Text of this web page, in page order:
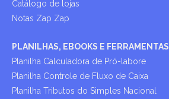
Catálogo de lojas
Notas Zap Zap
PLANILHAS, EBOOKS E FERRAMENTAS
Planilha Calculadora de Pró-labore
Planilha Controle de Fluxo de Caixa
Planilha Tributos do Simples Nacional